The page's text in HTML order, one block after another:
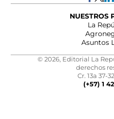
NUESTROS
La
Asuntos
© 2026, Editorial La
derechos
Cr. 13a 37-
(+57) 1